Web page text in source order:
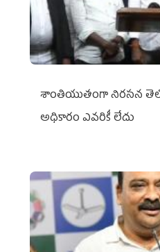
శాంతియుతంగా నిరసన
అధికారం ఎవరికీ లేదు